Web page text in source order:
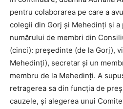
pentru colaborarea pe care a
colegii din Gorj și Mehedinți și a
numărului de membri din
(cinci): președinte (de la Gorj),
Mehedinți), secretar și un
membru de la Mehedinți. A
retragerea sa din funcția de
cauzele, și alegerea unui